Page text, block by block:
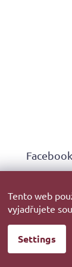
Tento web
vyjadřujete
Settings
Facebook